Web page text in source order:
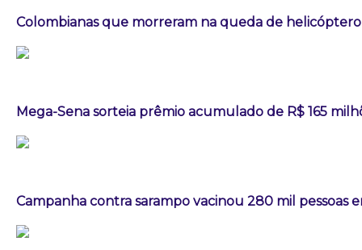
Colombianas que morreram na queda de
Mega-Sena sorteia prêmio acumulado de R$ 165
Campanha contra sarampo vacinou 280 mil pessoas